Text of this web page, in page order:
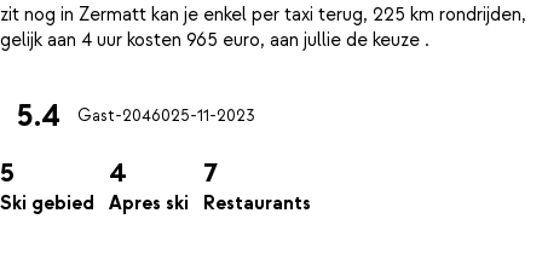
zit nog in Zermatt kan je enkel per taxi terug, 225 km rondrijden,
5.4 Gast-2046025-11-2023
5
Ski gebied
4
Apres ski
7
Restaurants